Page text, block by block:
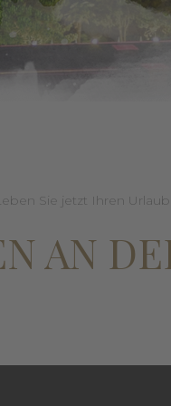
Sie jetzt Ihren Urlaub
AN